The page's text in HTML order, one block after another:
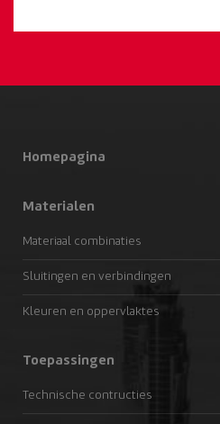
Homepagina
Materialen
Materiaal combinaties
Sluitingen en verbindingen
Kleuren en oppervlaktes
Toepassingen
Technische contructies